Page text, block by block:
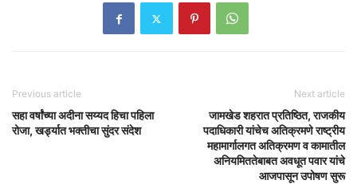
Previous article
सहा वर्षांच्या अदीना सय्यद हिचा पहिला
रोजा, खर्ड्यात भक्तीचा सुंदर संदेश
Next article
जामखेड शहरात प्रतिष्ठित, राजकीय
पदाधिकारी यांचेच अतिक्रमणे राष्ट्रीय
महामार्गालगत अतिक्रमण व कामातील
अनियमिततेबाबत अवधूत पवार यांचे
आजपासून उपोषण सुरू